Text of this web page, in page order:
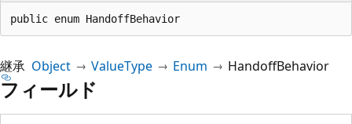
public enum HandoffBehavior
継承 Object ValueType Enum HandoffBehavior
フィールド